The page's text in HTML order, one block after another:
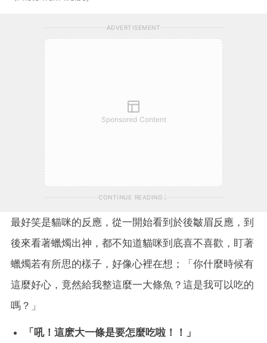
ADVERTISEMENT
Sponsored Content
CONTINUE READING
最好笑是貓咪的反應，從一開始看到於後皺眉反應，到
後來看著蠟燭出神，都不知道貓咪到底喜不喜歡，盯著
蠟燭若有所思的樣子，好像心裡在想；「你什麼時候有
這麼好心，竟然給我整這麼一大條魚？這是我可以吃的
嗎？」
「吼！這麽大一條是要怎麼吃啦！！」